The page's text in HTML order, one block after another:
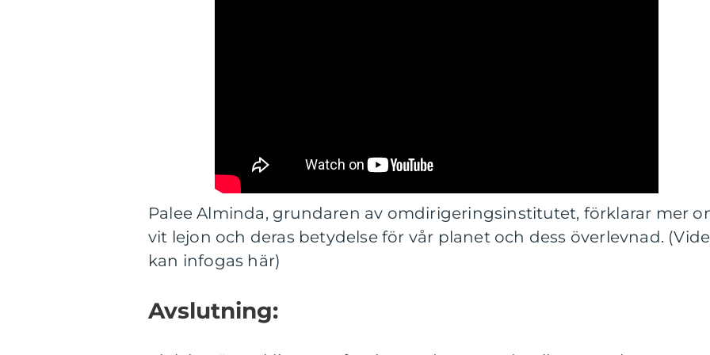
Palee Alminda, grundaren av omdirigeringsinstitutet, förklarar mer
vit lejon och deras betydelse för vår planet och dess överlevnad.
kan infogas här)
Avslutning: